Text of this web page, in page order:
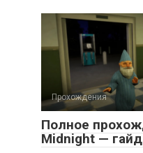
Прохождения
Полное
Midnight —